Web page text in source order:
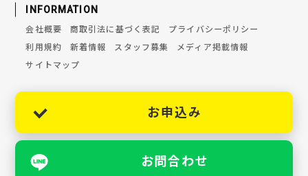
INFORMATION
会社概要 商取引法に基づく表記
プライバシーポリシー
利用規約
新着情報 スタッフ募集
メディア掲載情報
サイトマップ
お申込み
お問合わせ